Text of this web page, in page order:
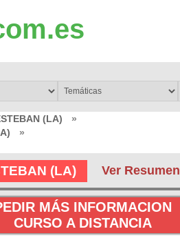
(LA)
»
»
Ver Resumen
(LA)
MÁS INFORMACION
CURSO A DISTANCIA